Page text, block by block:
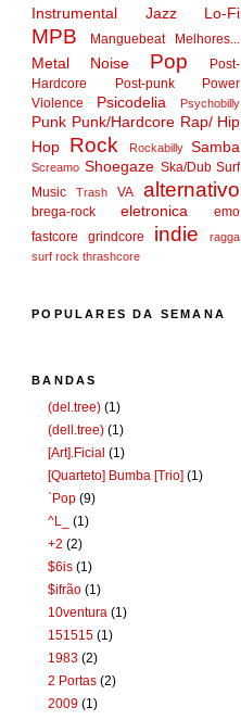
Instrumental Jazz Lo-Fi
MPB Manguebeat Melhores...
Metal Noise Pop
Post-
Hardcore
Post-punk
Power
Violence
Psicodelia Psychobilly
Punk Punk/Hardcore Rap/ Hip
Hop
Rock Rockabilly Samba
Screamo Shoegaze Ska/Dub Surf
Music
Trash VA alternativo
brega-rock eletronica
emo
fastcore
grindcore indie
ragga
surf rock thrashcore
POPULARES DA SEMANA
BANDAS
(del.tree) (1)
(dell.tree) (1)
[Art].Ficial (1)
[Quarteto] Bumba [Trio] (1)
`Pop (9)
^L_
(1)
+2 (2)
$6is (1)
$ifrão (1)
10ventura (1)
151515 (1)
1983 (2)
2 Portas (2)
2009 (1)